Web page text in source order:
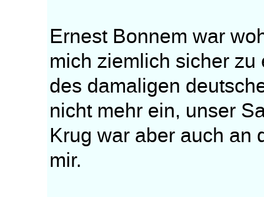
Ernest Bonnem war
mich ziemlich sicher
des damaligen
nicht mehr ein, unser
Krug war aber auch an
mir.